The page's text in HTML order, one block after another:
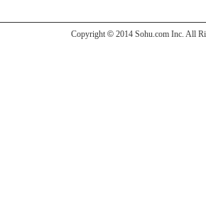
Copyright © 2014 Sohu.com Inc. All